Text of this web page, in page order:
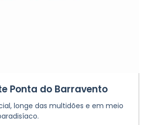
Ponta do Barravento
longe das multidões e em meio